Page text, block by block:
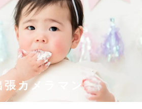
張カメラマン